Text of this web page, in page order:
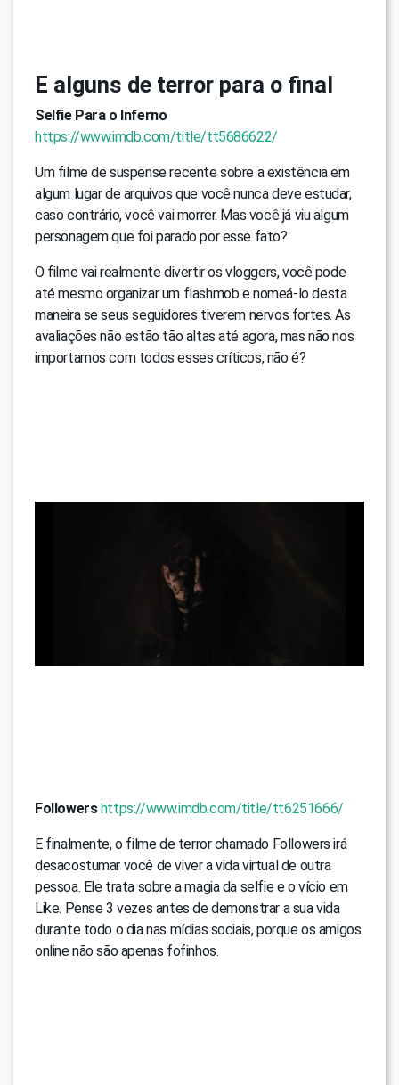
E alguns de terror para o final
Selfie Para o Inferno
https://www.imdb.com/title/tt5686622/
Um filme de suspense recente sobre a existência em
algum lugar de arquivos que você nunca deve estudar,
caso contrário, você vai morrer. Mas você já viu algum
personagem que foi parado por esse fato?
O filme vai realmente divertir os vloggers, você pode
até mesmo organizar um flashmob e nomeá-lo desta
maneira se seus seguidores tiverem nervos fortes. As
avaliações não estão tão altas até agora, mas não nos
importamos com todos esses críticos, não é?
Followershttps://www.imdb.com/title/tt6251666/
E finalmente, o filme de terror chamado Followers irá
desacostumar você de viver a vida virtual de outra
pessoa. Ele trata sobre a magia da selfie e o vício em
Like. Pense 3 vezes antes de demonstrar a sua vida
durante todo o dia nas mídias sociais, porque os amigos
online não são apenas fofinhos.